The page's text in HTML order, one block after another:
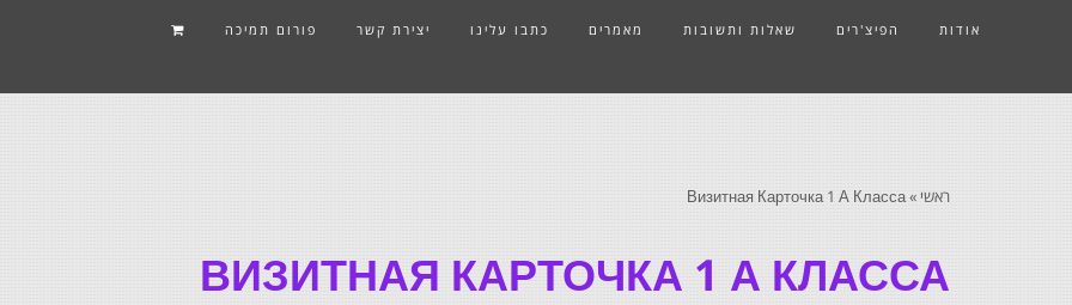
אודות הפיצ'רים שאלות ותשובות מאמרים כתבו עלינו יצירת קשר פורום תמיכה
ראשי »
Визитная Карточка 1 А Класса
ВИЗИТНАЯ КАРТОЧКА 1 А КЛАССА